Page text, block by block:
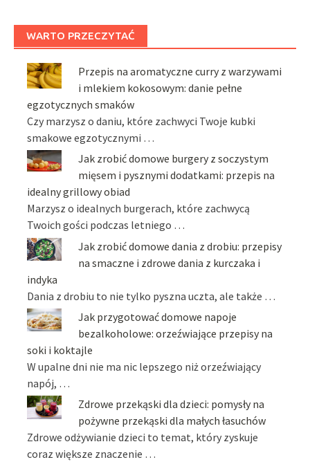
WARTO PRZECZYTAĆ
Przepis na aromatyczne curry z warzywami
i mlekiem kokosowym: danie pełne
egzotycznych smaków
Czy marzysz o daniu, które zachwyci Twoje kubki
smakowe egzotycznymi …
Jak zrobić domowe burgery z soczystym
mięsem i pysznymi dodatkami: przepis na
idealny grillowy obiad
Marzysz o idealnych burgerach, które zachwycą
Twoich gości podczas letniego …
Jak zrobić domowe dania z drobiu: przepisy
na smaczne i zdrowe dania z kurczaka i
indyka
Dania z drobiu to nie tylko pyszna uczta, ale także …
Jak przygotować domowe napoje
bezalkoholowe: orzeźwiające przepisy na
soki i koktajle
W upalne dni nie ma nic lepszego niż orzeźwiający
napój, …
Zdrowe przekąski dla dzieci: pomysły na
pożywne przekąski dla małych łasuchów
Zdrowe odżywianie dzieci to temat, który zyskuje
coraz większe znaczenie …